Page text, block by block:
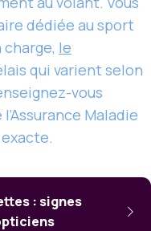
dédiée au sport
le
qui varient selon
vous
Maladie
: signes